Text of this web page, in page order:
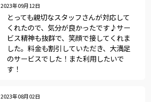
2023年09月12日
とっても親切なスタッフさんが対応して
くれたので、気分が良かったです♪サー
ビス精神も抜群で、笑顔で接してくれま
した。料金も割引していただき、大満足
のサービスでした！また利用したいで
す！
2023年08月02日